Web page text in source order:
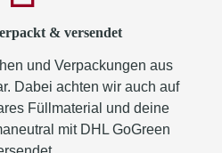
& versendet
und Verpackungen aus
Dabei achten wir auch auf
Füllmaterial und deine
mit DHL GoGreen